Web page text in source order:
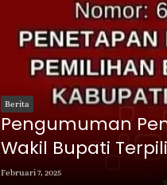
Berita
Pengumuman
Wakil Bupati
Dalam Pemilihan
Februari 7, 2025